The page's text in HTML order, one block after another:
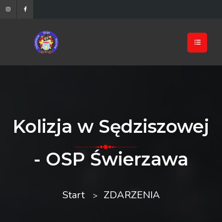
Kolizja w Sędziszowej
- OSP Świerzawa
Start ZDARZENIA